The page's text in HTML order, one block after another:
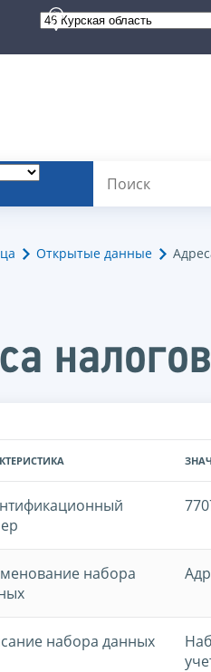
Открытые данные
набора
набора данных